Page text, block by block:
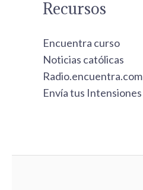
Recursos
Encuentra curso
Noticias católicas
Radio.encuentra.com
Envía tus Intensiones